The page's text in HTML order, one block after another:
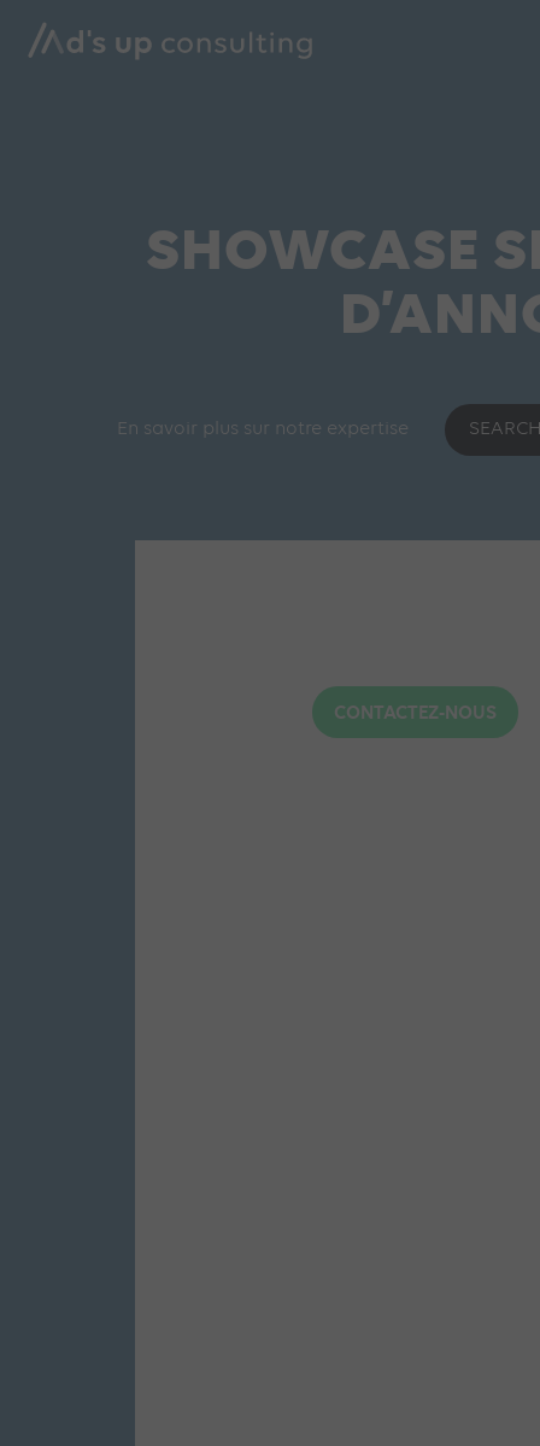
SHOWCASE
En savoir plus sur notre expertise
CONTACTEZ-NOUS